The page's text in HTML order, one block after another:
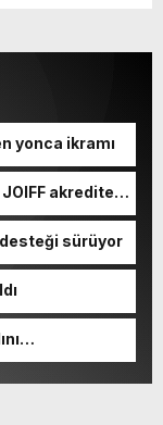
yonca ikramı
akredite
sürüyor